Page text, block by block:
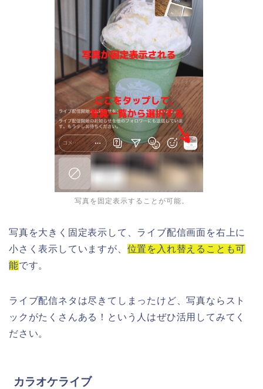
写真を固定表示することが可能。
写真を大きく固定表示して、ライブ配信画面を右上に
小さく表示していますが、 位置を入れ替えることも可
能です。
ライブ配信ネタは尽きてしまったけど、写真ならスト
ックがたくさんある！という人はぜひ活用してみてく
ださい。
カラオケライブ